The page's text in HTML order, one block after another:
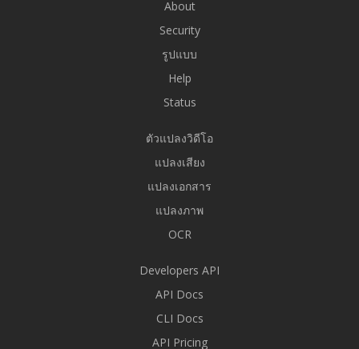
About
Security
รูปแบบ
Help
Status
ตัวแปลงวิดีโอ
แปลงเสียง
แปลงเอกสาร
แปลงภาพ
OCR
Developers API
API Docs
CLI Docs
API Pricing